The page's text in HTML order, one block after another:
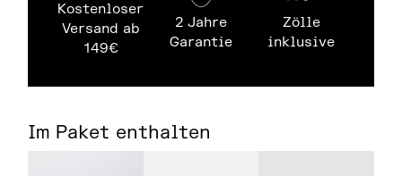
Kostenloser
Versand ab
149€
2 Jahre
Garantie
Zölle
inklusive
Im Paket enthalten